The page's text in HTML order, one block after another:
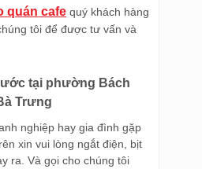
quán cafe quý khách hàng
tôi để được tư vấn và
tại phường Bách
Trưng
nghiệp hay gia đình gặp
xin vui lòng ngắt điện, bịt
ra. Và gọi cho chúng tôi